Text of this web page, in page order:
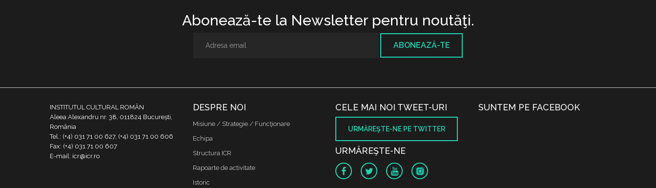
Abonează-te la Newsletter pentru noutăţi.
ABONEAZĂ-TE
INSTITUTUL CULTURAL ROMÂN
Aleea Alexandru nr. 38, 011824 București,
România
Tel.: (+4) 031 71 00 627, (+4) 031 71 00 606
Fax: (+4) 031 71 00 607
E-mail: icr@icr.ro
DESPRE NOI
Misiune / Strategie / Funcţionare
Echipa
Structura ICR
Rapoarte de activitate
Istoric
CELE MAI NOI TWEET-URI
URMĂREŞTE-NE PE TWITTER
URMĂREŞTE-NE
SUNTEM PE FACEBOOK